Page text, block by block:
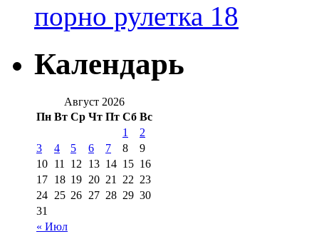
порно рулетка 18
Календарь
Август 2026
Пн Вт Ср Чт Пт Сб Вс
« Июл
1
2
3
4 5 6 7 8
9
10 11 12 13 14 15 16
17 18 19 20 21 22 23
24 25 26 27 28 29 30
31